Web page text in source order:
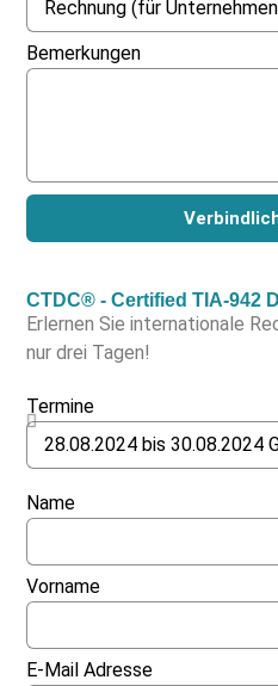
Bemerkungen
CTDC® - Certified TIA-942
Erlernen Sie internationale
nur drei Tagen!
Termine
Name
Vorname
E-Mail Adresse